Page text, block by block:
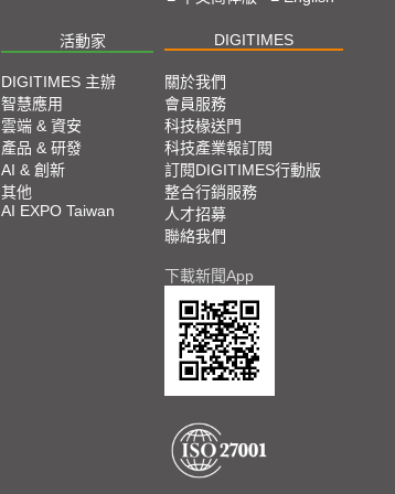
活動家 DIGITIMES
DIGITIMES 主辦
智慧應用
雲端 & 資安
產品 & 研發
AI & 創新
其他
AI EXPO Taiwan
關於我們
會員服務
科技椽送門
科技產業報訂閱
訂閱DIGITIMES行動版
整合行銷服務
人才招募
聯絡我們
下載新聞App